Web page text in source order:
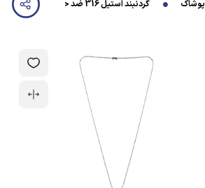
پوشاک گردنبند استیل 316 ضد حساسیت 70 سانتی طرح تاس 1.5 سانتی وارداتی